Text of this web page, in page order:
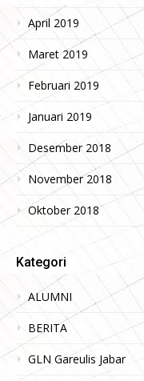
April 2019
Maret 2019
Februari 2019
Januari 2019
Desember 2018
November 2018
Oktober 2018
Kategori
ALUMNI
BERITA
GLN Gareulis Jabar